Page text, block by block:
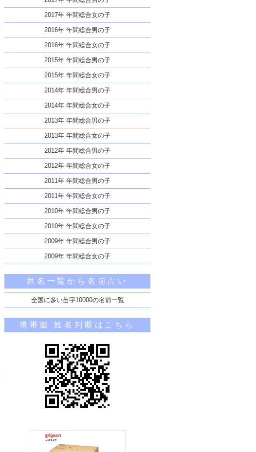
2017年 年間総合女の子
2016年 年間総合男の子
2016年 年間総合女の子
2015年 年間総合男の子
2015年 年間総合女の子
2014年 年間総合男の子
2014年 年間総合女の子
2013年 年間総合男の子
2013年 年間総合女の子
2012年 年間総合男の子
2012年 年間総合女の子
2011年 年間総合男の子
2011年 年間総合女の子
2010年 年間総合男の子
2010年 年間総合女の子
2009年 年間総合男の子
2009年 年間総合女の子
姓名一覧から名前占い
全国に多い苗字10000の名前一覧
携帯版 姓名判断はこちら